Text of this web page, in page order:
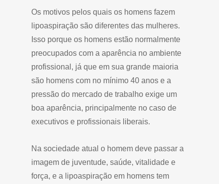
Os motivos pelos quais os homens fazem
lipoaspiração são diferentes das mulheres.
Isso porque os homens estão normalmente
preocupados com a aparência no ambiente
profissional, já que em sua grande maioria
são homens com no mínimo 40 anos e a
pressão do mercado de trabalho exige um
boa aparência, principalmente no caso de
executivos e profissionais liberais.
Na sociedade atual o homem deve passar a
imagem de juventude, saúde, vitalidade e
força, e a lipoaspiração em homens tem